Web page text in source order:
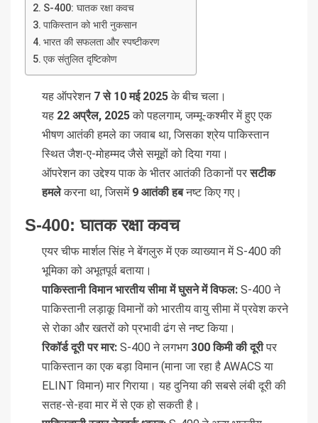
S-400: घातक रक्षा कवच
पाकिस्तान को भारी नुकसान
भारत की सफलता और स्पष्टीकरण
एक संतुलित दृष्टिकोण
यह ऑपरेशन 7 से 10 मई 2025के बीच चला।
यह 22 अप्रैल, 2025को पहलगाम, जम्मू-कश्मीर में हुए एक
भीषण आतंकी हमले का जवाब था, जिसका श्रेय पाकिस्तान
स्थित जैश-ए-मोहम्मद जैसे समूहों को दिया गया।
ऑपरेशन का उद्देश्य पाक के भीतर आतंकी ठिकानों परसटीक
हमलेकरना था, जिसमें 9 आतंकी हबनष्ट किए गए।
S-400: घातक रक्षा कवच
एयर चीफ मार्शल सिंह ने बेंगलुरु में एक व्याख्यान में S-400 की
भूमिका को अभूतपूर्व बताया।
पाकिस्तानी विमान भारतीय सीमा में घुसने में विफल: S-400 ने
पाकिस्तानी लड़ाकू विमानों को भारतीय वायु सीमा में प्रवेश करने
से रोका और खतरों को प्रभावी ढंग से नष्ट किया।
रिकॉर्ड दूरी पर मार: S-400 ने लगभग 300 किमी की दूरीपर
पाकिस्तान का एक बड़ा विमान (माना जा रहा है AWACS या
ELINT विमान) मार गिराया। यह दुनिया की सबसे लंबी दूरी की
सतह-से-हवा मार में से एक हो सकती है।